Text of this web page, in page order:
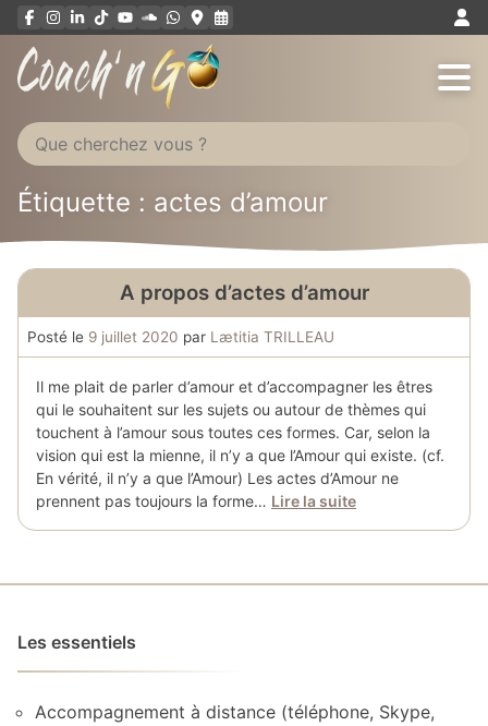
Aller
au
Étiquette : actes d’amour
A propos d’actes d’amour
Posté le 9 juillet 2020 par Lætitia TRILLEAU
Il me plait de parler d’amour et d’accompagner les êtres
qui le souhaitent sur les sujets ou autour de thèmes qui
touchent à l’amour sous toutes ces formes. Car, selon la
vision qui est la mienne, il n’y a que l’Amour qui existe. (cf.
En vérité, il n’y a que l’Amour) Les actes d’Amour ne
prennent pas toujours la forme… Lire la suite
Les essentiels
Accompagnement à distance (téléphone, Skype,